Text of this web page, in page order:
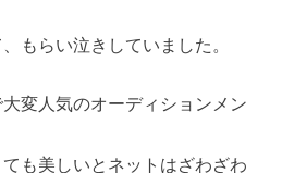
もらい泣きしていました。
変人気のオーディションメン
も美しいとネットはざわざわ